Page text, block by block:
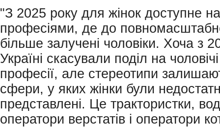
"З 2025 року для жінок доступне
професіями, де до
більше залучені чоловіки. Хоча з
Україні скасували поділ на чоловічі
професії, але стереотипи
сфери, у яких жінки були
представлені. Це трактористки,
оператори верстатів і оператори